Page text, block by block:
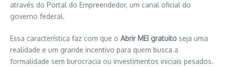
através do Portal do Empreendedor, um canal oficial do
governo federal.
Essa característica faz com que o Abrir MEI gratuito seja uma
realidade e um grande incentivo para quem busca a
formalidade sem burocracia ou investimentos iniciais pesados.